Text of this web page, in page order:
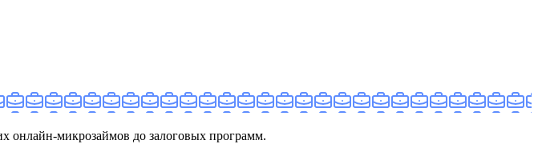
онлайн‑микрозаймов до залоговых программ.